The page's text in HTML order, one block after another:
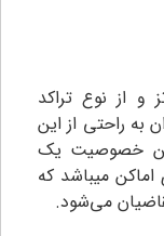
433 مگاهرتز و از نوع تراکد
به راحتی از این
خصوصیت یک
میباشد که
می‌شود.